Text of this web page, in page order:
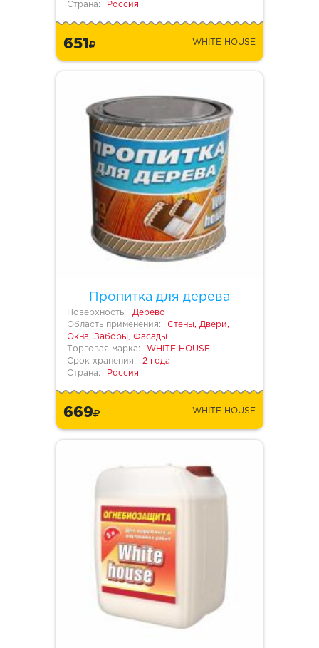
Страна:
Россия
651 WHITE HOUSE
Пропитка для дерева
Поверхность:
Дерево
Область применения:
Стены, Двери,
Окна, Заборы, Фасады
Торговая марка:
WHITE HOUSE
Срок хранения:
2 года
Страна:
Россия
669 WHITE HOUSE